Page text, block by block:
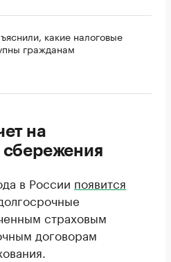
какие налоговые
гражданам
на
в России появится
страховым
договорам